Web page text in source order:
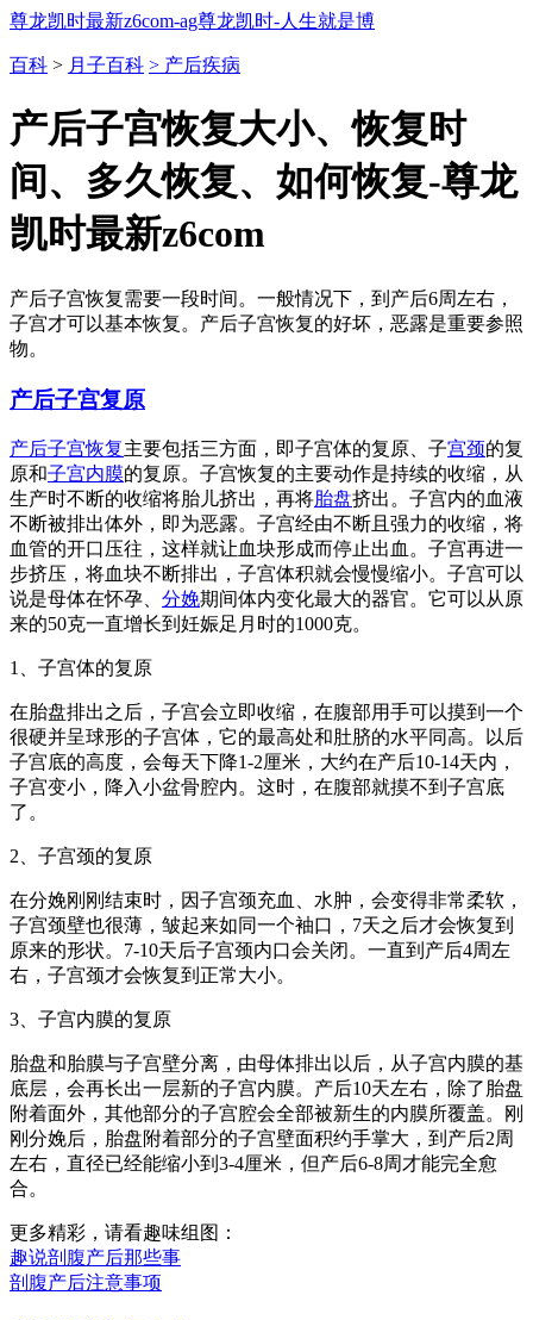
尊龙凯时最新z6com-ag尊龙凯时-人生就是博
百科 > 月子百科 > 产后疾病
产后子宫恢复大小、恢复时
间、多久恢复、如何恢复-尊龙
凯时最新z6com
产后子宫恢复需要一段时间。一般情况下，到产后6周左右，
子宫才可以基本恢复。产后子宫恢复的好坏，恶露是重要参照
物。
产后子宫复原
产后子宫恢复主要包括三方面，即子宫体的复原、子宫颈的复
原和子宫内膜的复原。子宫恢复的主要动作是持续的收缩，从
生产时不断的收缩将胎儿挤出，再将胎盘挤出。子宫内的血液
不断被排出体外，即为恶露。子宫经由不断且强力的收缩，将
血管的开口压往，这样就让血块形成而停止出血。子宫再进一
步挤压，将血块不断排出，子宫体积就会慢慢缩小。子宫可以
说是母体在怀孕、 分娩期间体内变化最大的器官。它可以从原
来的50克一直增长到妊娠足月时的1000克。
1、子宫体的复原
在胎盘排出之后，子宫会立即收缩，在腹部用手可以摸到一个
很硬并呈球形的子宫体，它的最高处和肚脐的水平同高。以后
子宫底的高度，会每天下降1-2厘米，大约在产后10-14天内，
子宫变小，降入小盆骨腔内。这时，在腹部就摸不到子宫底
了。
2、子宫颈的复原
在分娩刚刚结束时，因子宫颈充血、水肿，会变得非常柔软，
子宫颈壁也很薄，皱起来如同一个袖口，7天之后才会恢复到
原来的形状。7-10天后子宫颈内口会关闭。一直到产后4周左
右，子宫颈才会恢复到正常大小。
3、子宫内膜的复原
胎盘和胎膜与子宫壁分离，由母体排出以后，从子宫内膜的基
底层，会再长出一层新的子宫内膜。产后10天左右，除了胎盘
附着面外，其他部分的子宫腔会全部被新生的内膜所覆盖。刚
刚分娩后，胎盘附着部分的子宫壁面积约手掌大，到产后2周
左右，直径已经能缩小到3-4厘米，但产后6-8周才能完全愈
合。
更多精彩，请看趣味组图：
趣说剖腹产后那些事
剖腹产后注意事项